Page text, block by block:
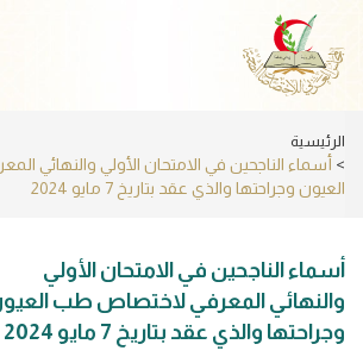
main
content
الرئيسية
أسماء الناجحين في الامتحان الأولي والنهائي
العيون وجراحتها والذي عقد بتاريخ 7 مايو 2024
أسماء الناجحين في الامتحان الأولي
والنهائي المعرفي لاختصاص طب
وجراحتها والذي عقد بتاريخ 7 مايو 2024